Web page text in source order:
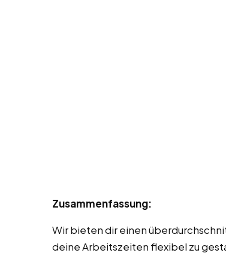
Zusammenfassung:
Wir bieten dir einen
deine Arbeitszeiten flexibel zu